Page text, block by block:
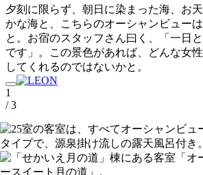
夕刻に限らず、朝日に染まった海、お
かな海と、こちらのオーシャンビュー
と。お宿のスタッフさん曰く、「一日
です」。この景色があれば、どんな女
してくれるのではないかと。
1
/ 3